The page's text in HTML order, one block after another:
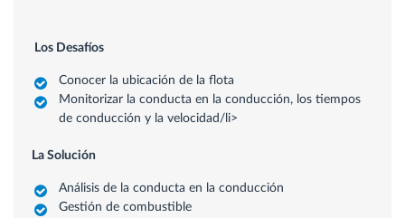
Los Desafíos
Conocer la ubicación de la flota
Monitorizar la conducta en la conducción, los tiempos
de conducción y la velocidad/li>
La Solución
Análisis de la conducta en la conducción
Gestión de combustible